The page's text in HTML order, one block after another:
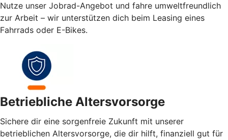
Nutze unser Jobrad-Angebot und fahre umweltfreundlich
zur Arbeit – wir unterstützen dich beim Leasing eines
Fahrrads oder E-Bikes.
Betriebliche Altersvorsorge
Sichere dir eine sorgenfreie Zukunft mit unserer
betrieblichen Altersvorsorge, die dir hilft, finanziell gut für